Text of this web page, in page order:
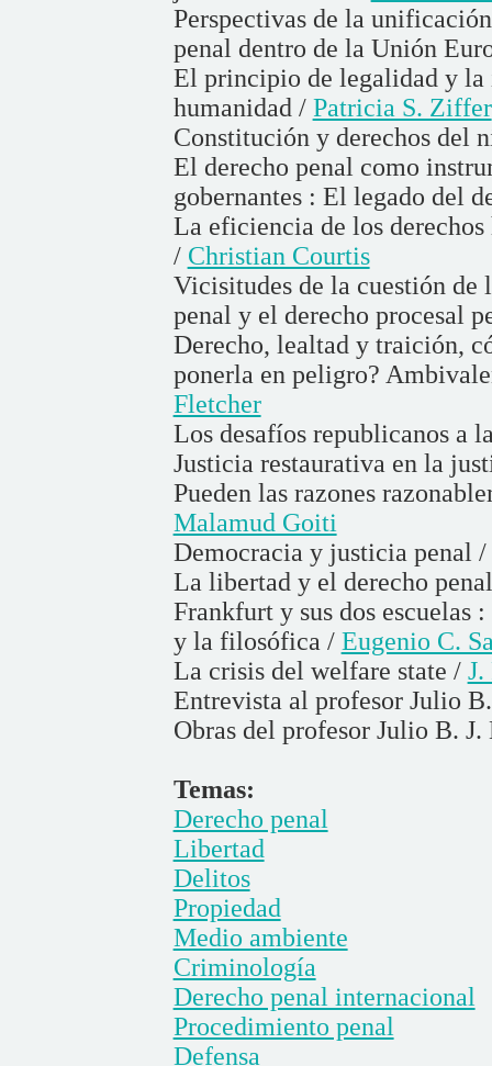
Perspectivas de la
penal dentro de la Unión
El principio de legalidad y
humanidad / Patricia S. Ziffer
Constitución y derechos del
El derecho penal como
gobernantes : El legado del
La eficiencia de los
/ Christian Courtis
Vicisitudes de la cuestión de
penal y el derecho procesal
Derecho, lealtad y traición,
ponerla en peligro?
Fletcher
Los desafíos republicanos a
Justicia restaurativa en la
Pueden las razones
Malamud Goiti
Democracia y justicia penal /
La libertad y el derecho
Frankfurt y sus dos escuelas
y la filosófica / Eugenio C.
La crisis del welfare state / J.
Entrevista al profesor Julio
Obras del profesor Julio B. J.
Temas:
Derecho penal
Libertad
Delitos
Propiedad
Medio ambiente
Criminología
Derecho penal internacional
Procedimiento penal
Defensa